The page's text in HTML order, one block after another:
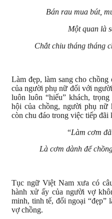
Bán rau mua bút,
Một quan là
Chắt chiu tháng tháng
Làm đẹp, làm sang cho
của người phụ nữ đối với
luôn luôn “hiếu” khách,
hội của chồng, người phụ nữ
còn chu đáo trong việc tiếp đãi
“Làm cơm
Là cơm dành để
Tục ngữ Việt Nam xưa có
hành xử ấy của người vợ
minh, tinh tế, đối ngoại “đẹp”
vợ chồng.